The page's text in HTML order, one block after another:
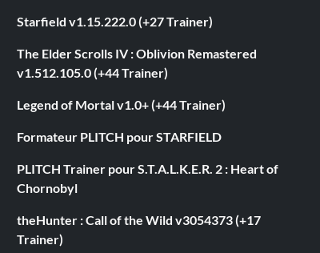
Starfield v1.15.222.0 (+27 Trainer)
The Elder Scrolls IV : Oblivion Remastered
v1.512.105.0 (+44 Trainer)
Legend of Mortal v1.0+ (+44 Trainer)
Formateur PLITCH pour STARFIELD
PLITCH Trainer pour S.T.A.L.K.E.R. 2 : Heart of
Chornobyl
theHunter : Call of the Wild v3054373 (+17
Trainer)